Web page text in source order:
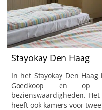
Stayokay Den Haag
In het Stayokay Den
Goedkoop en op
bezienswaardigheden.
heeft ook kamers voor